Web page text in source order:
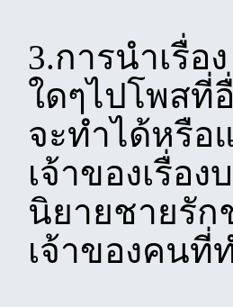
3.การนำเรื่
ใดๆไปโพสที่
จะทำได้หรือ
เจ้าของเรื่อ
นิยายชายรัก
เจ้าของคนที่